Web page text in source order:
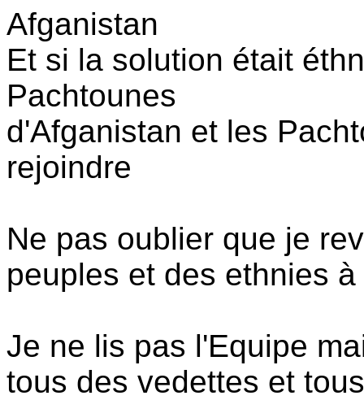
Afganistan
Et si la solution était
Pachtounes
d'Afganistan et les
rejoindre
Ne pas oublier que je
peuples et des ethnies
Je ne lis pas l'Equipe
tous des vedettes et